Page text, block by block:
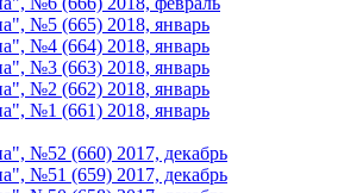
№5 (665) 2018, январь
№4 (664) 2018, январь
№3 (663) 2018, январь
№2 (662) 2018, январь
№1 (661) 2018, январь
№52 (660) 2017, декабрь
№51 (659) 2017, декабрь